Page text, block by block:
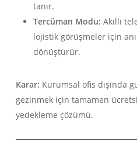
tanır.
Tercüman Modu: Akıllı
lojistik görüşmeler için
dönüştürür.
Karar: Kurumsal ofis dışında
gezinmek için tamamen
yedekleme çözümü.